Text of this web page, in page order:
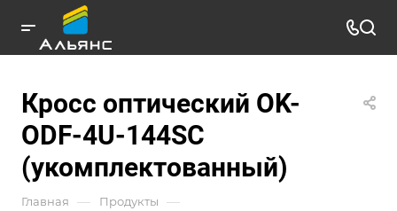
Кросс оптический OK-
ODF-4U-144SC
(укомплектованный)
Главная — Продукты —